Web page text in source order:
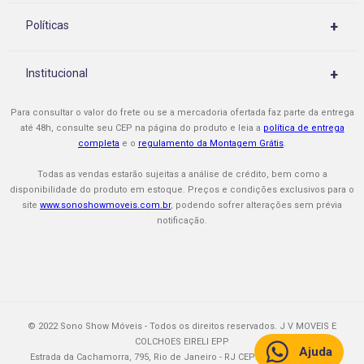
Ajuda
Rastrear meu pedido
Formas de Pagamento
Procon-RJ
Políticas +
Políticas de Entrega
Políticas de Montagem
Políticas de Assistência Técnica
Institucional +
Nossas Lojas
Faça seu Cartão Mastercard
Impermeabilização
Para consultar o valor do frete ou se a mercadoria ofertada faz parte da entrega
até 48h, consulte seu CEP na página do produto e leia a política de entrega
completa e o regulamento da Montagem Grátis.
Todas as vendas estarão sujeitas a análise de crédito, bem como a
disponibilidade do produto em estoque. Preços e condições exclusivos para o
site www.sonoshowmoveis.com.br, podendo sofrer alterações sem prévia
notificação.
© 2022 Sono Show Móveis - Todos os direitos reservados. J V MOVEIS E
COLCHOES EIRELI EPP
Estrada da Cachamorra, 795, Rio de Janeiro - RJ CEP: 23.040-150 | CNPJ